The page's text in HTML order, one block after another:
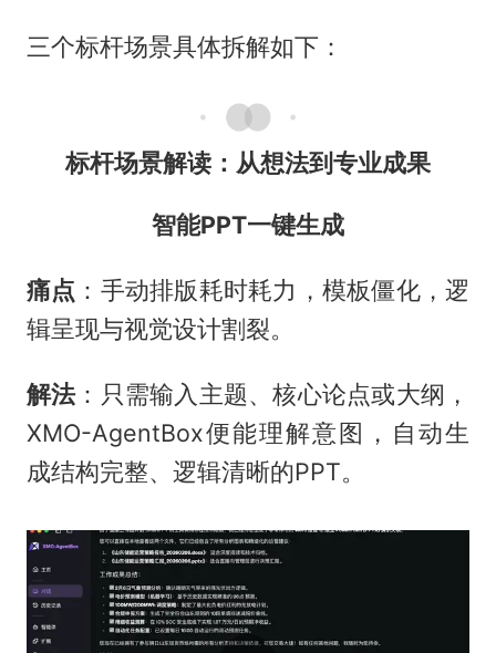
三个标杆场景具体拆解如下：
标杆场景解读：从想法到专业成果
智能PPT一键生成
痛点 ：手动排版耗时耗力，模板僵化，逻
辑呈现与视觉设计割裂。
解法：只需输入主题、核心论点或大纲，
XMO-AgentBox便能理解意图，自动生
成结构完整、逻辑清晰的PPT。